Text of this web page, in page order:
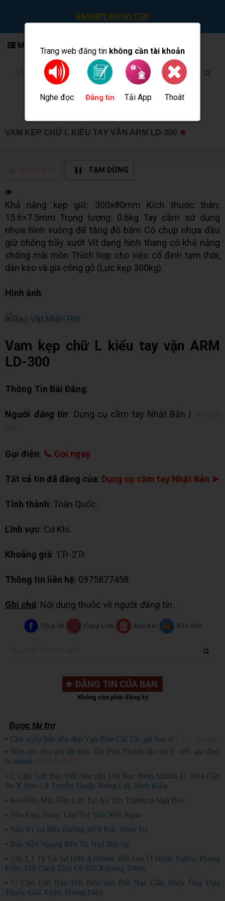
Trang web đăng tin không cần tài khoản
Nghe đọc Đăng tin Tải App Thoát
MENU
VAM KẸP CHỮ L KIỂU TAY VẶN ARM LD-300 ★
▷ TẠM DỪNG
Khả năng kẹp giữ: 300x80mm Kích thước thân:
15.6×7.5mm Trọng lượng: 0.6kg Tay cầm sử dụng
nhựa hình vuông để tăng độ bám Có chụp nhựa đầu
giữ chống trầy xướt Vít dạng hình thang có khả năng
chống mài mòn Thích hợp cho việc cố định tạm thời,
dán keo và gia công gỗ (Lực kẹp 300kg).
Hình ảnh:
Vam kẹp chữ L kiểu tay vặn ARM
LD-300
Thông Tin Bài Đăng:
Người đăng tin: Dụng cụ cầm tay Nhật Bản |
Gọi điện: 📞 Gọi ngay
Tất cả tin đã đăng của: Dụng cụ cầm tay Nhật Bản ➤
Tỉnh thành: Toàn Quốc.
Lĩnh vực: Cơ Khí.
Khoảng giá: 1Tr-2Tr.
Thông tin liên hệ: 0975877458.
Ghi chú: Nội dung thuộc về người đăng tin.
Chia Sẻ Copy Link Xóa Bài Báo Xấu
★ ĐĂNG TIN CỦA BẠN
Không cần phải đăng ký
Được tài trợ
• Chủ ngộp bán nền đẹp Vạn Phát Cái Tắc giá bao rẻ
• Nền cực đẹp giá tốt khu Tân Phú Thạnh cần xử lý việc gia đình
ra nhanh
• C Chủ Gửi Bán Đất Nền nền Đất Nạc Hẻm Nhánh Đ. 30/4 Gần
Bv Y Học Cổ Truyền Thuộc Hưng Lợi, Ninh Kiều
• Bán Nền Mặt Tiền Lớn Tại Xã Tân Thành,tp Ngã Bảy.
• Nền Đẹp Trung Tâm Thị Trấn Một Ngàn
• Nền Vị Trí Đầu Đường Số 6 Kdc Minh Trí
• Bán Nền Ngang Bến Xe Ngã Bảy,hg
• Chỉ 1.1 Tỳ Là Sở Hữu 4.000m2 Đất Lua Ở Nhơn Nghĩa, Phong
Điền. Đất Cách Tỉnh Lộ 932 Khoảng 200m.
• C Chủ Gửi Bán Đất Nền nền Đất Nạc Gần Miếu Ông Dựa
Thuộc Giai Xuân, Phong Điền